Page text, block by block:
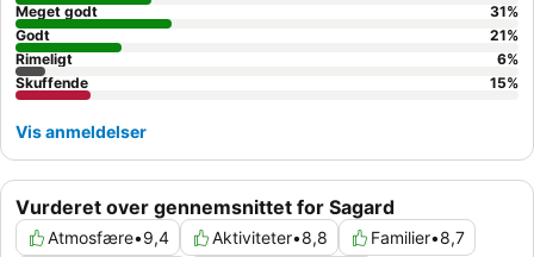
børnemenuer, laktosefri retter og vegane retter ved forespørgsel og
mod betaling. Hotellet stiller også snacks til rådighed. Mod betaling
tilbydes også alkoholfri drikkevarer og alkoholholdige drikkevarer.
Kreditkort: Der accepteres i komplekset følgende kreditkort:
Vurderet over gennemsnittet for Sagard
Atmosfære•9,4 Aktiviteter•8,8 Familier•8,7
Meget godt
31%
Godt
21%
Rimeligt
6%
Skuffende
15%
Vis anmeldelser